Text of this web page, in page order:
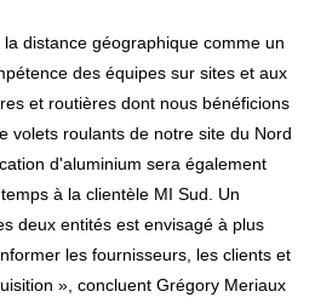
distance géographique comme un
des équipes sur sites et aux
et routières dont nous bénéficions
volets roulants de notre site du Nord
d'aluminium sera également
à la clientèle MI Sud. Un
deux entités est envisagé à plus
les fournisseurs, les clients et
», concluent Grégory Meriaux